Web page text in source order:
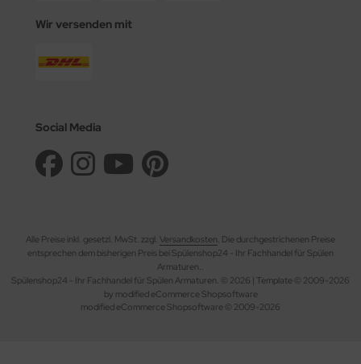
Wir versenden mit
Social Media
Alle Preise inkl. gesetzl. MwSt. zzgl. Versandkosten. Die durchgestrichenen Preise
entsprechen dem bisherigen Preis bei Spülenshop24 - Ihr Fachhandel für Spülen
Armaturen..
Spülenshop24 - Ihr Fachhandel für Spülen Armaturen. © 2026 | Template © 2009-2026
by modified eCommerce Shopsoftware
mod ified eCommerce Shopsoftware © 2009-2026